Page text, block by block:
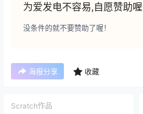
为爱发电不容易,自愿赞助喔
没条件的就不要赞助了喔！
海报分享 收藏
Scratch作品